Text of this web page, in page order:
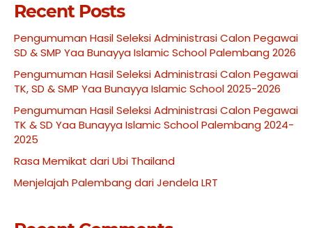
Recent Posts
Pengumuman Hasil Seleksi Administrasi Calon Pegawai
SD & SMP Yaa Bunayya Islamic School Palembang 2026
Pengumuman Hasil Seleksi Administrasi Calon Pegawai
TK, SD & SMP Yaa Bunayya Islamic School 2025-2026
Pengumuman Hasil Seleksi Administrasi Calon Pegawai
TK & SD Yaa Bunayya Islamic School Palembang 2024-
2025
Rasa Memikat dari Ubi Thailand
Menjelajah Palembang dari Jendela LRT